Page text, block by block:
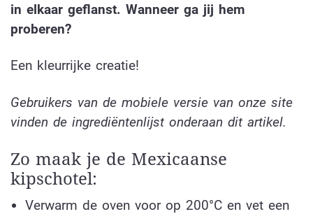
in elkaar geflanst. Wanneer ga jij hem
proberen?
Een kleurrijke creatie!
Gebruikers van de mobiele versie van onze site
vinden de ingrediëntenlijst onderaan dit artikel.
Zo maak je de Mexicaanse
kipschotel:
Verwarm de oven voor op 200°C en vet een